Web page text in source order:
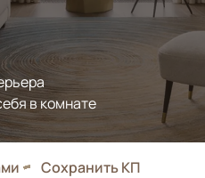
в комнате
Сохранить КП